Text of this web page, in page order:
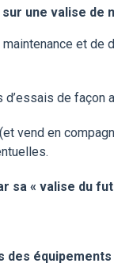
une valise de
et
de
vend en
sa « valise du
des équipements